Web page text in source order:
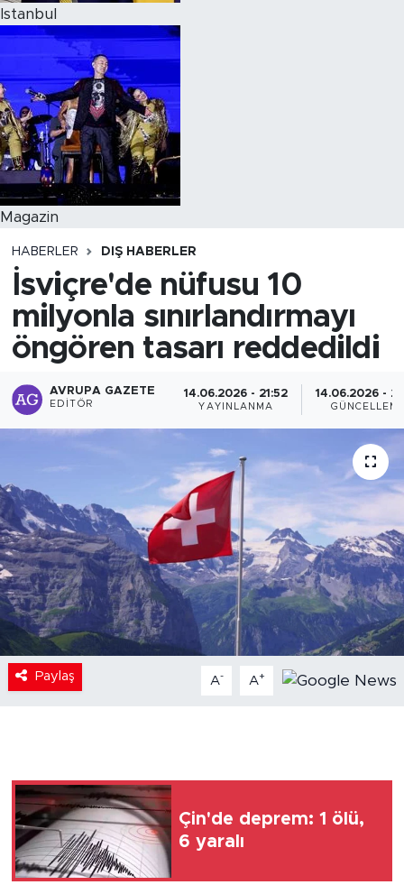
Istanbul
Magazin
HABERLER DIŞ HABERLER
İsviçre'de nüfusu 10
milyonla sınırlandırmayı
öngören tasarı reddedildi
AVRUPA GAZETE
EDITÖR
14.06.2026 - 21:52
YAYINLANMA
14.06.2026 -
Paylaş A- A+
Çin'de deprem: 1 ölü,
6 yaralı